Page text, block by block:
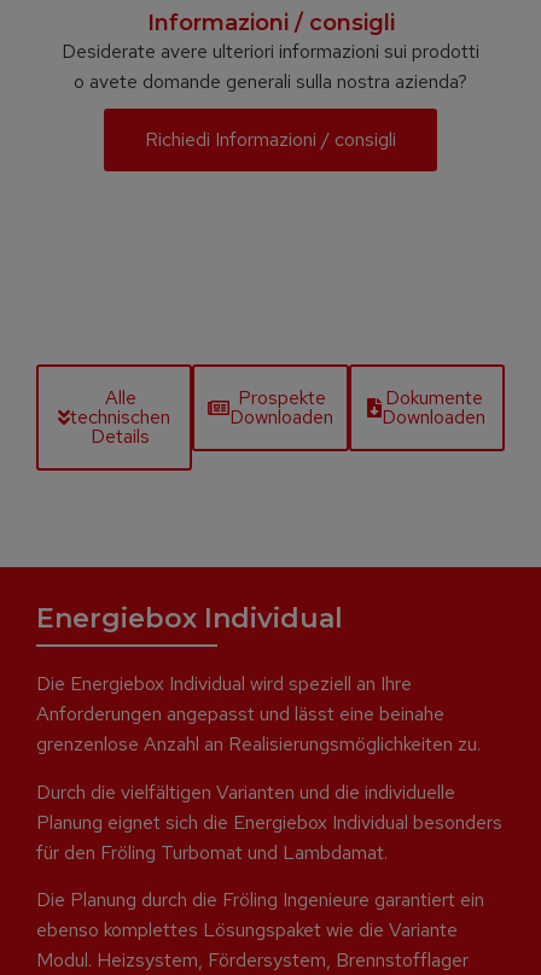
Informazioni / consigli
Desiderate avere ulteriori informazioni sui prodotti
o avete domande generali sulla nostra azienda?
Richiedi Informazioni / consigli
Alle
technischen
Details
Prospekte
Downloaden
Dokumente
Downloaden
Energiebox Individual
Die Energiebox Individual wird speziell an Ihre
Anforderungen angepasst und lässt eine beinahe
grenzenlose Anzahl an Realisierungsmöglichkeiten zu.
Durch die vielfältigen Varianten und die individuelle
Planung eignet sich die Energiebox Individual besonders
für den Fröling Turbomat und Lambdamat.
Die Planung durch die Fröling Ingenieure garantiert ein
ebenso komplettes Lösungspaket wie die Variante
Modul. Heizsystem, Fördersystem, Brennstofflager